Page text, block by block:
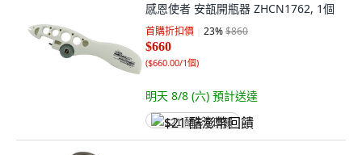
感恩使者 安瓿開瓶器 ZHCN1762, 1個
首購折扣價 23%$860
$660
($660.00/1個)
明天 8/8 (六) 預計送達
$21 酷澎幣回饋